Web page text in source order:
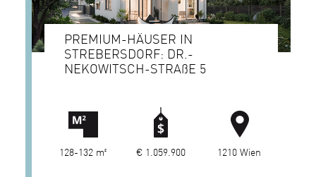
PREMIUM-HÄUSER IN
STREBERSDORF: DR.-
NEKOWITSCH-STRAßE 5
128-132 m² € 1.059.900 1210 Wien